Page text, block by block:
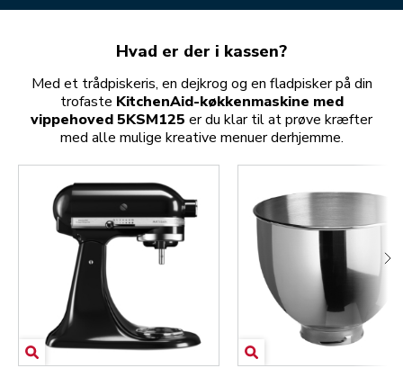
Hvad er der i kassen?
Med et trådpiskeris, en dejkrog og en fladpisker på din
trofaste KitchenAid-køkkenmaskine med
vippehoved 5KSM125 er du klar til at prøve kræfter
med alle mulige kreative menuer derhjemme.